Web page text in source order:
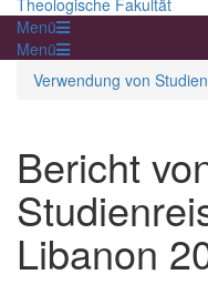
Menü
Menü
Verwendung von
Bericht
Libanon